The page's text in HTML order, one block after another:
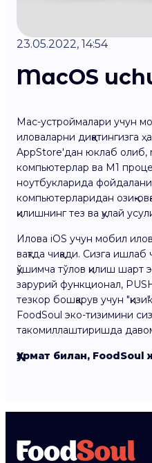
23.05.2022, 14:54
MacOS
Mac-устроймалари учун
иловаларни диққатингизга
AppStore'дан юклаб олиб,
компьютерлар ва M1
ноутбукларида
компьютерларидан озиқ-
қилишнинг тез ва қулай
Илова iOS учун мобил
вақтда чиқади. Сизга ишлаб
қўшимча тўлов қилиш шарт
зарурий функционал,
тезкор бошқарув учун
FoodSoul эко-тизимини
такомиллаштиришда
Ҳурмат билан, FoodSoul